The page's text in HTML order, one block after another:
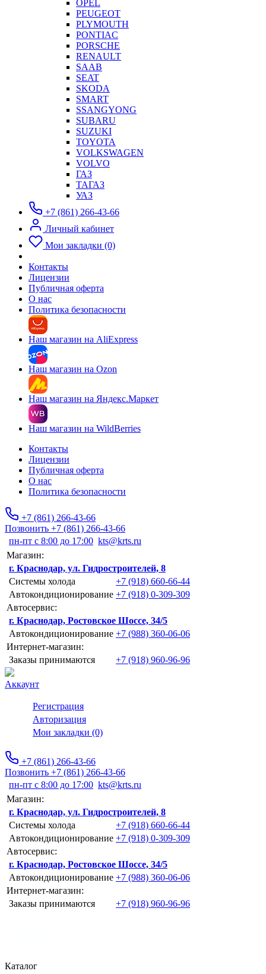
OPEL
PEUGEOT
PLYMOUTH
PONTIAC
PORSCHE
RENAULT
SAAB
SEAT
SKODA
SMART
SSANGYONG
SUBARU
SUZUKI
TOYOTA
VOLKSWAGEN
VOLVO
ГАЗ
ТАГАЗ
УАЗ
+7 (861) 266-43-66
Личный кабинет
Мои закладки (0)
Контакты
Лицензии
Публичная оферта
О нас
Политика безопасности
Наш магазин на AliExpress
Наш магазин на Ozon
Наш магазин на Яндекс.Маркет
Наш магазин на WildBerries
Контакты
Лицензии
Публичная оферта
О нас
Политика безопасности
+7 (861) 266-43-66
Позвонить +7 (861) 266-43-66
пн-пт с 8:00 до 17:00 kts@krts.ru
Магазин:
г. Краснодар, ул. Гидростроителей, 8
Системы холода
+7 (918) 660-66-44
Автокондиционирование +7 (918) 0-309-309
Автосервис:
г. Краснодар, Ростовское Шоссе, 34/5
Автокондиционирование +7 (988) 360-06-06
Интернет-магазин:
Заказы принимаются
+7 (918) 960-96-96
Аккаунт
Регистрация
Авторизация
Мои закладки (0)
+7 (861) 266-43-66
Позвонить +7 (861) 266-43-66
пн-пт с 8:00 до 17:00 kts@krts.ru
Магазин:
г. Краснодар, ул. Гидростроителей, 8
Системы холода
+7 (918) 660-66-44
Автокондиционирование +7 (918) 0-309-309
Автосервис:
г. Краснодар, Ростовское Шоссе, 34/5
Автокондиционирование +7 (988) 360-06-06
Интернет-магазин:
Заказы принимаются
+7 (918) 960-96-96
Каталог